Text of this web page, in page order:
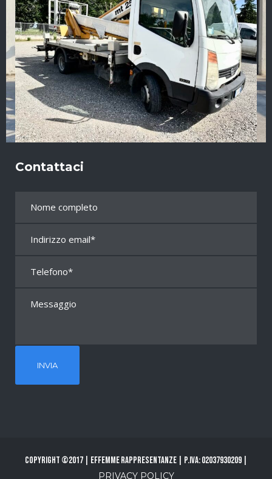
Contattaci
Copyright ©2017 | Effemme Rappresentanze | P.Iva: 02037930209 |
PRIVACY POLICY